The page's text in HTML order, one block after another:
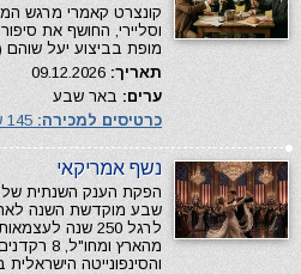
קונצרט קאמרי מרגש
וסליירי, החושף את
מופת בביצוע יעל שוהם
תאריך:
ערים: באר שבע
כרטיסים למכירה:
נשף אמריקאי
הפקת הענק השנתית של
שבע מוקדשת השנה
לרגל 250 שנה
מהארץ
והסינפונייטה